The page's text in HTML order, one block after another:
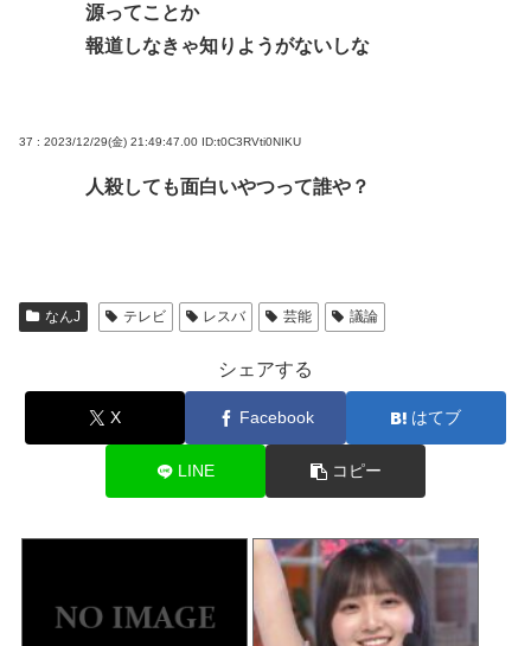
源ってことか
報道しなきゃ知りようがないしな
37 : 2023/12/29(金) 21:49:47.00 ID:t0C3RVti0NIKU
人殺しても面白いやつって誰や？
なんJ テレビ レスバ 芸能 議論
シェアする
X Facebook はてブ
LINE コピー